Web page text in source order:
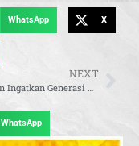
WhatsApp X
NEXT
Bob Hasan Ingatkan Generasi Muda untuk Teguh pada Nilai Pancasila
WhatsApp